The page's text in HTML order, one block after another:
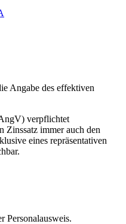
Angabe des effektiven
verpflichtet
Zinssatz immer auch den
eines repräsentativen
Personalausweis.